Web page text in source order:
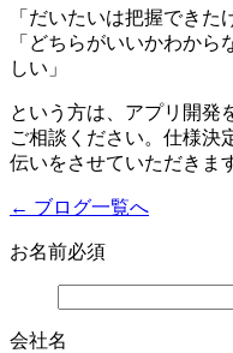
「だいたいは把握できた
「どちらがいいかわか
しい」
という方は、アプリ開発
ご相談ください。仕様決
伝いをさせていただきま
← ブログ一覧へ
お名前必須
会社名